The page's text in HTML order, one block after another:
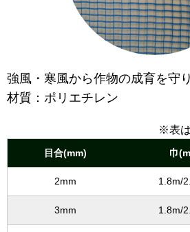
強風・寒風から作物の成育を守
材質：ポリエチレン
※表は
目合(mm) 巾
2mm 1.8m/
3mm 1.8m/